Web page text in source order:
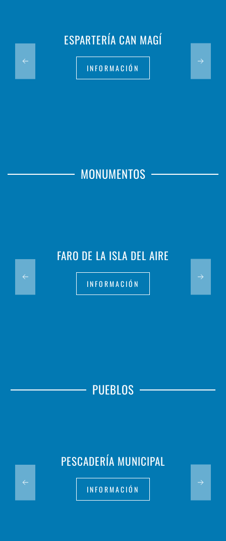
ESPARTERÍA CAN MAGÍ
INFORMACIÓN
MONUMENTOS
FARO DE LA ISLA DEL AIRE
INFORMACIÓN
PUEBLOS
PESCADERÍA MUNICIPAL
INFORMACIÓN